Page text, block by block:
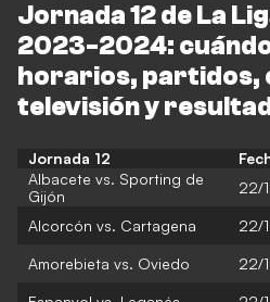
Jornada 12 de La
2023-2024:
horarios, partidos,
televisión y
Jornada 12
Albacete vs. Sporting de
Gijón
22/
Alcorcón vs. Cartagena 22/
Amorebieta vs. Oviedo 22/